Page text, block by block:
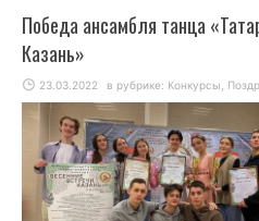
Победа ансамбля танца
Казань»
23.03.2022 в рубрике: Конкурсы